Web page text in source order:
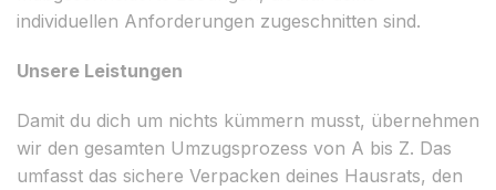
individuellen Anforderungen zugeschnitten sind.
Unsere Leistungen
Damit du dich um nichts kümmern musst, übernehmen
wir den gesamten Umzugsprozess von A bis Z. Das
umfasst das sichere Verpacken deines Hausrats, den